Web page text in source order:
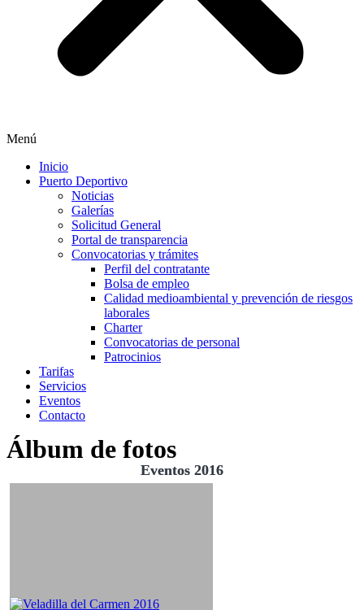
Menú
Inicio
Puerto Deportivo
Noticias
Galerías
Solicitud General
Portal de transparencia
Convocatorias y trámites
Perfil del contratante
Bolsa de empleo
Calidad medioambiental y prevención de riesgos
laborales
Charter
Convocatorias de personal
Patrocinios
Tarifas
Servicios
Eventos
Contacto
Álbum de fotos
Eventos 2016